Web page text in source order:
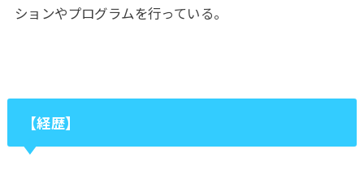
ションやプログラムを行っている。
【経歴】